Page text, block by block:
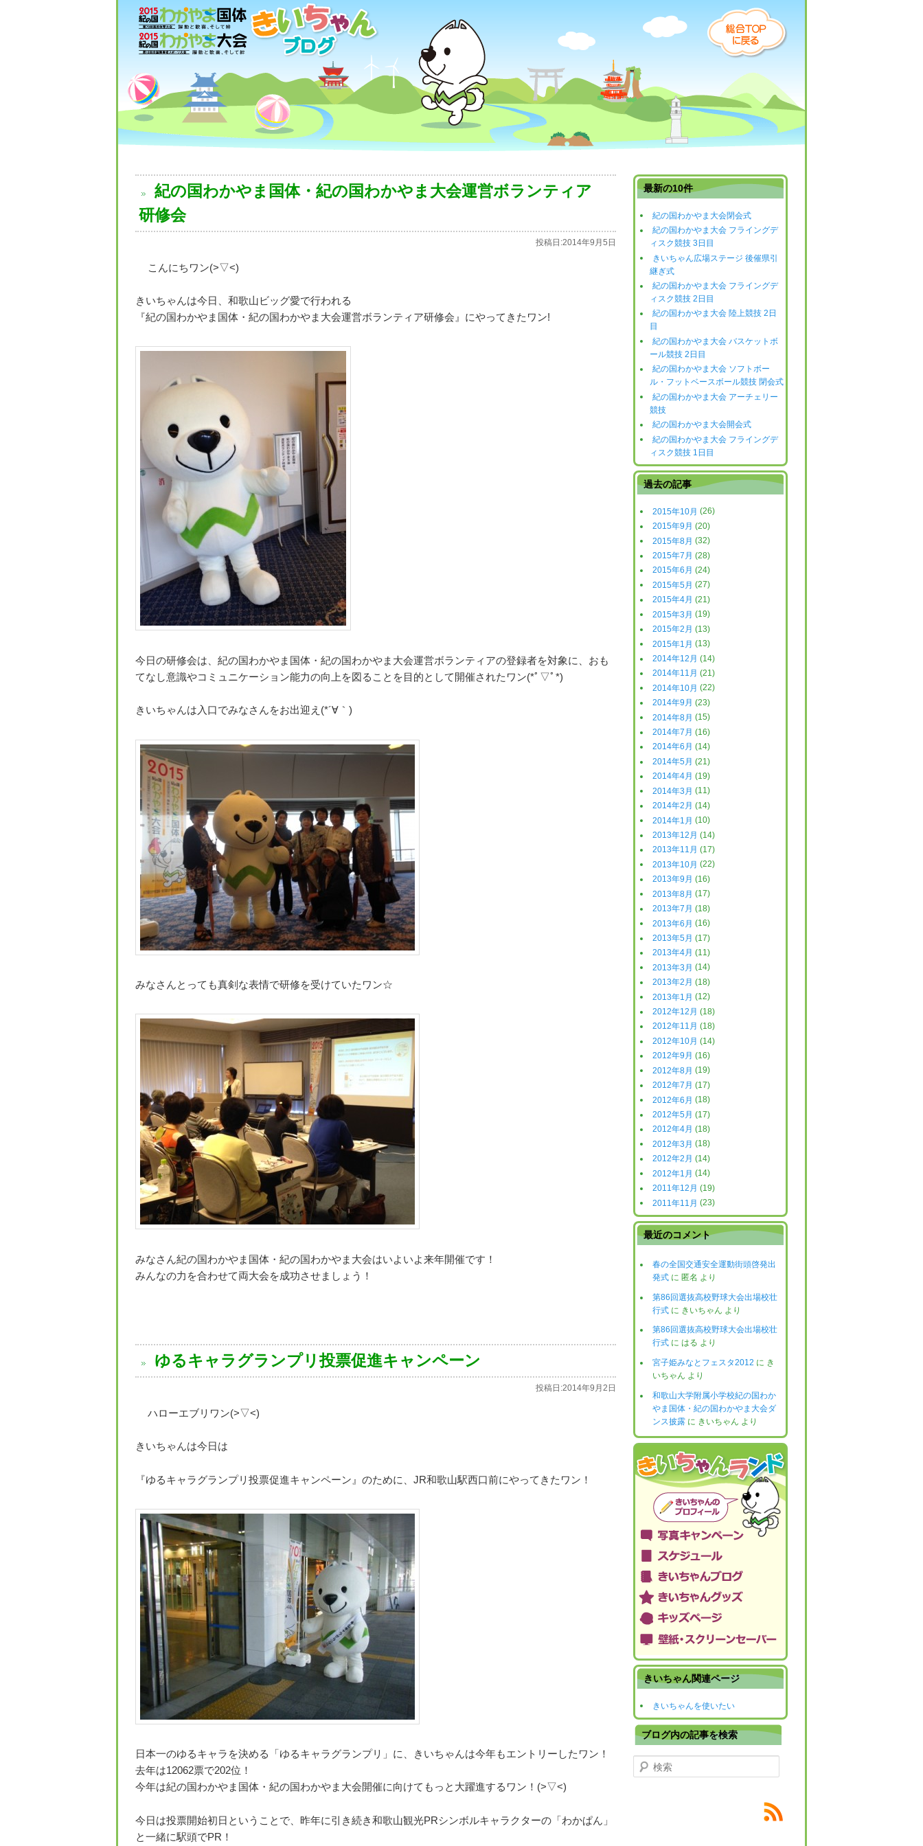
紀の国わかやま国体・紀の国わかやま大会運営ボランティア
研修会
投稿日:2014年9月5日
こんにちワン(>▽<)
きいちゃんは今日、和歌山ビッグ愛で行われる
『紀の国わかやま国体・紀の国わかやま大会運営ボランティア研修会』にやってきたワン!
今日の研修会は、紀の国わかやま国体・紀の国わかやま大会運営ボランティアの登録者を対象に、おも
てなし意識やコミュニケーション能力の向上を図ることを目的として開催されたワン(*ﾟ▽ﾟ*)
きいちゃんは入口でみなさんをお出迎え(*´∀｀)
みなさんとっても真剣な表情で研修を受けていたワン☆
みなさん紀の国わかやま国体・紀の国わかやま大会はいよいよ来年開催です！
みんなの力を合わせて両大会を成功させましょう！
ゆるキャラグランプリ投票促進キャンペーン
投稿日:2014年9月2日
ハローエブリワン(>▽<)
きいちゃんは今日は
『ゆるキャラグランプリ投票促進キャンペーン』のために、JR和歌山駅西口前にやってきたワン！
日本一のゆるキャラを決める「ゆるキャラグランプリ」に、きいちゃんは今年もエントリーしたワン！
去年は12062票で202位！
今年は紀の国わかやま国体・紀の国わかやま大会開催に向けてもっと大躍進するワン！(>▽<)
今日は投票開始初日ということで、昨年に引き続き和歌山観光PRシンボルキャラクターの「わかぱん」
と一緒に駅頭でPR！
最新の10件
紀の国わかやま大会閉会式
紀の国わかやま大会 フライングデ
ィスク競技 3日目
きいちゃん広場ステージ 後催県引
継ぎ式
紀の国わかやま大会 フライングデ
ィスク競技 2日目
紀の国わかやま大会 陸上競技 2日
目
紀の国わかやま大会 バスケットボ
ール競技 2日目
紀の国わかやま大会 ソフトボー
ル・フットベースボール競技 閉会式
紀の国わかやま大会 アーチェリー
競技
紀の国わかやま大会開会式
紀の国わかやま大会 フライングデ
ィスク競技 1日目
過去の記事
2015年10月 (26)
2015年9月 (20)
2015年8月 (32)
2015年7月 (28)
2015年6月 (24)
2015年5月 (27)
2015年4月 (21)
2015年3月 (19)
2015年2月 (13)
2015年1月 (13)
2014年12月 (14)
2014年11月 (21)
2014年10月 (22)
2014年9月 (23)
2014年8月 (15)
2014年7月 (16)
2014年6月 (14)
2014年5月 (21)
2014年4月 (19)
2014年3月 (11)
2014年2月 (14)
2014年1月 (10)
2013年12月 (14)
2013年11月 (17)
2013年10月 (22)
2013年9月 (16)
2013年8月 (17)
2013年7月 (18)
2013年6月 (16)
2013年5月 (17)
2013年4月 (11)
2013年3月 (14)
2013年2月 (18)
2013年1月 (12)
2012年12月 (18)
2012年11月 (18)
2012年10月 (14)
2012年9月 (16)
2012年8月 (19)
2012年7月 (17)
2012年6月 (18)
2012年5月 (17)
2012年4月 (18)
2012年3月 (18)
2012年2月 (14)
2012年1月 (14)
2011年12月 (19)
2011年11月 (23)
最近のコメント
春の全国交通安全運動街頭啓発出
発式に 匿名 より
第86回選抜高校野球大会出場校壮
行式に きいちゃん より
第86回選抜高校野球大会出場校壮
行式に はる より
宮子姫みなとフェスタ2012 に き
いちゃん より
和歌山大学附属小学校紀の国わか
やま国体・紀の国わかやま大会ダ
ンス披露に きいちゃん より
きいちゃん関連ページ
きいちゃんを使いたい
ブログ内の記事を検索
検索